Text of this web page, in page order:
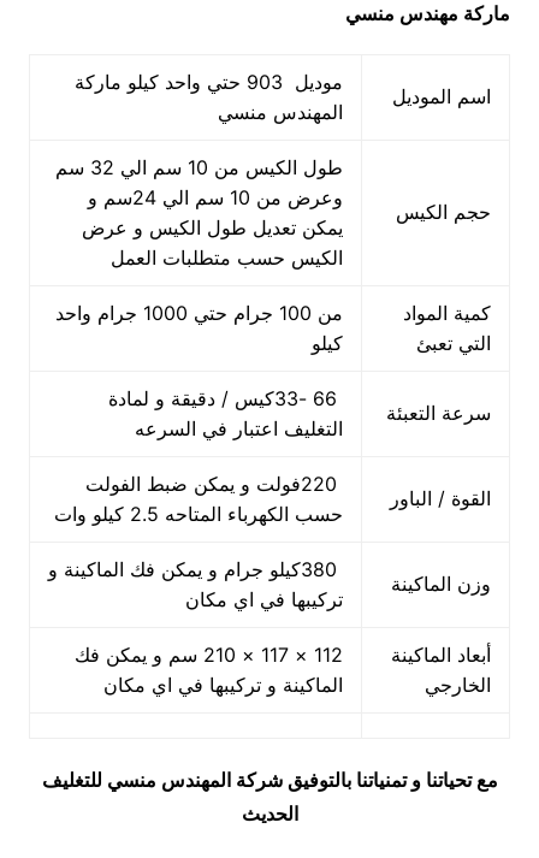
ماركة مهندس منسي
اسم الموديل
موديل 903 حتي واحد كيلو ماركة
المهندس منسي
حجم الكيس
طول الكيس من 10 سم الي 32 سم
وعرض من 10 سم الي 24سم و
يمكن تعديل طول الكيس و عرض
الكيس حسب متطلبات العمل
كمية المواد
التي تعبئ
من 100 جرام حتي 1000 جرام واحد
كيلو
سرعة التعبئة
66 -33كيس / دقيقة و لمادة
التغليف اعتبار في السرعه
القوة / الباور
220فولت و يمكن ضبط الفولت
حسب الكهرباء المتاحه 2.5 كيلو وات
وزن الماكينة
380كيلو جرام و يمكن فك الماكينة و
تركيبها في اي مكان
أبعاد الماكينة
الخارجي
112 × 117 × 210 سم و يمكن فك
الماكينة و تركيبها في اي مكان
مع تحياتنا و تمنياتنا بالتوفيق شركة المهندس منسي للتغليف
الحديث